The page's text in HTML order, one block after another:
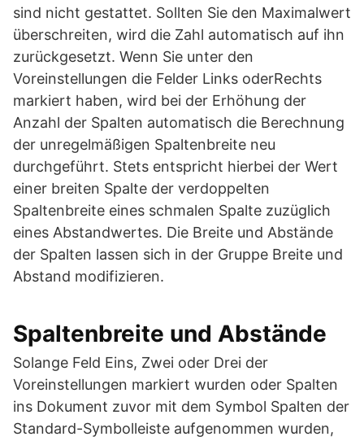
sind nicht gestattet. Sollten Sie den Maximalwert
überschreiten, wird die Zahl automatisch auf ihn
zurückgesetzt. Wenn Sie unter den
Voreinstellungen die Felder Links oderRechts
markiert haben, wird bei der Erhöhung der
Anzahl der Spalten automatisch die Berechnung
der unregelmäßigen Spaltenbreite neu
durchgeführt. Stets entspricht hierbei der Wert
einer breiten Spalte der verdoppelten
Spaltenbreite eines schmalen Spalte zuzüglich
eines Abstandwertes. Die Breite und Abstände
der Spalten lassen sich in der Gruppe Breite und
Abstand modifizieren.
Spaltenbreite und Abstände
Solange Feld Eins, Zwei oder Drei der
Voreinstellungen markiert wurden oder Spalten
ins Dokument zuvor mit dem Symbol Spalten der
Standard-Symbolleiste aufgenommen wurden,